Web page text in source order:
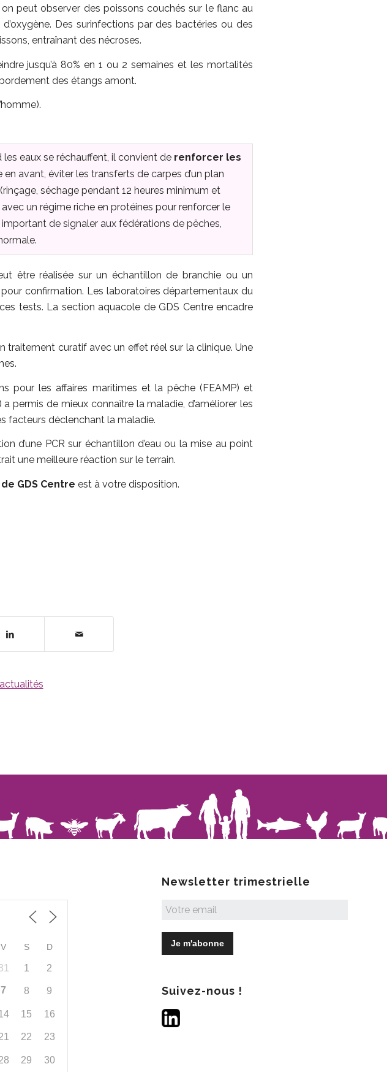
peut observer des poissons couchés sur le flanc au
Des surinfections par des bactéries ou des
entraînant des nécroses.
jusqu’à 80% en 1 ou 2 semaines et les mortalités
des étangs amont.
les eaux se réchauffent, il convient de renforcer les
avant, éviter les transferts de carpes d’un plan
séchage pendant 12 heures minimum et
un régime riche en protéines pour renforcer le
de signaler aux fédérations de pêches,
être réalisée sur un échantillon de branchie ou un
confirmation. Les laboratoires départementaux du
tests. La section aquacole de GDS Centre encadre
traitement curatif avec un effet réel sur la clinique. Une
pour les affaires maritimes et la pêche (FEAMP) et
permis de mieux connaître la maladie, d’améliorer les
facteurs déclenchant la maladie.
d’une PCR sur échantillon d’eau ou la mise au point
une meilleure réaction sur le terrain.
GDS Centre est à votre disposition.
V S D
1 2
7 8 9
15 16
22 23
29 30
Newsletter trimestrielle
Suivez-nous !